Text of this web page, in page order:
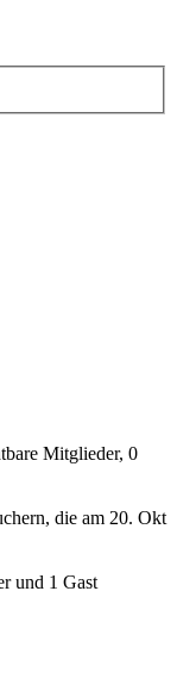
Mitglieder, 0
die am 20. Okt
und 1 Gast